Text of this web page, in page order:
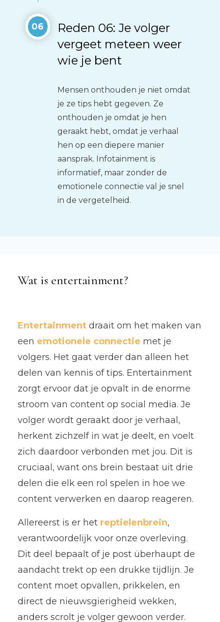
06
Reden 06: Je volger
vergeet meteen weer
wie je bent
Mensen onthouden je niet omdat
je ze tips hebt gegeven. Ze
onthouden je omdat je hen
geraakt hebt, omdat je verhaal
hen op een diepere manier
aansprak. Infotainment is
informatief, maar zonder de
emotionele connectie val je snel
in de vergetelheid.
Wat is entertainment?
Entertainment draait om het maken van
een emotionele connectie met je
volgers. Het gaat verder dan alleen het
delen van kennis of tips. Entertainment
zorgt ervoor dat je opvalt in de enorme
stroom van content op social media. Je
volger wordt geraakt door je verhaal,
herkent zichzelf in wat je deelt, en voelt
zich daardoor verbonden met jou. Dit is
cruciaal, want ons brein bestaat uit drie
delen die elk een rol spelen in hoe we
content verwerken en daarop reageren.
Allereerst is er het reptielenbrein,
verantwoordelijk voor onze overleving.
Dit deel bepaalt of je post überhaupt de
aandacht trekt op een drukke tijdlijn. Je
content moet opvallen, prikkelen, en
direct de nieuwsgierigheid wekken,
anders scrolt je volger gewoon verder.